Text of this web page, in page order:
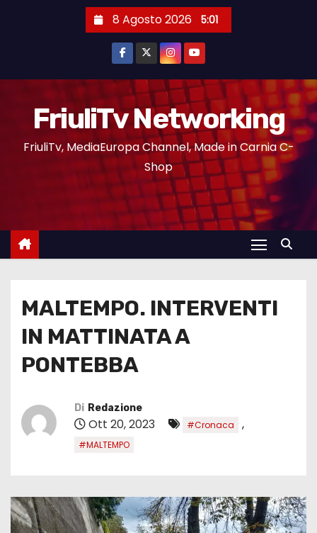
8 Agosto 2026 5:01
FriuliTv Networking
FriuliTv, MediaEuropa Channel, Made in Carnia C-
Shop
MALTEMPO. INTERVENTI
IN MATTINATA A
PONTEBBA
Di Redazione
Ott 20, 2023 #Cronaca ,
#MALTEMPO